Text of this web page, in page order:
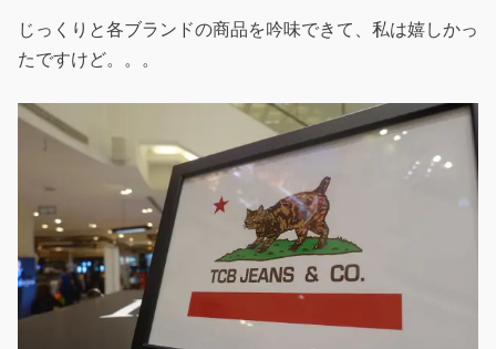
じっくりと各ブランドの商品を吟味できて、私は嬉しかっ
たですけど。。。